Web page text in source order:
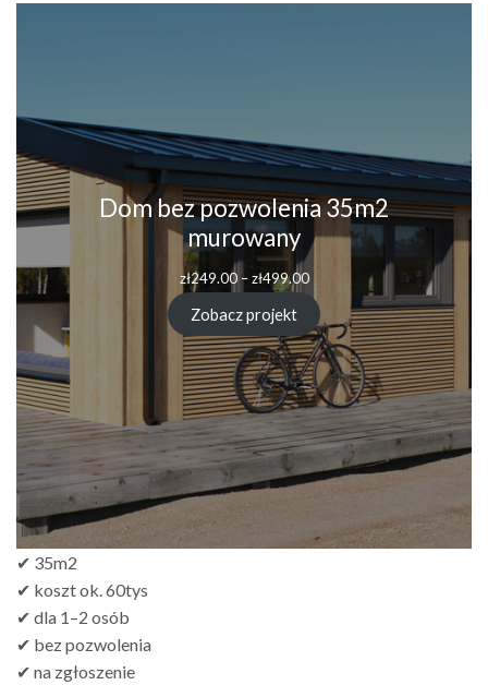
Dom bez pozwolenia 35m2
murowany
zł249.00 – zł499.00Zakres
od
zł249.00
do
zł499.00
Zobacz projekt
✔ 35m2
✔ koszt ok. 60tys
✔ dla 1–2 osób
✔ bez pozwolenia
✔ na zgłoszenie